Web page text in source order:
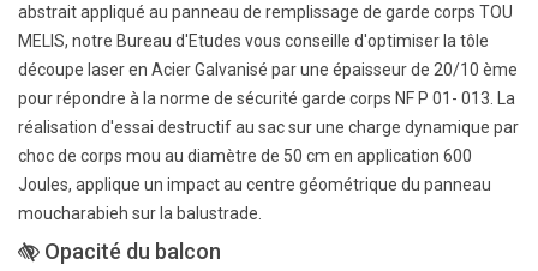
abstrait appliqué au panneau de remplissage de garde corps TOU
MELIS, notre Bureau d'Etudes vous conseille d'optimiser la tôle
découpe laser en Acier Galvanisé par une épaisseur de 20/10 ème
pour répondre à la norme de sécurité garde corps NF P 01- 013. La
réalisation d'essai destructif au sac sur une charge dynamique par
choc de corps mou au diamètre de 50 cm en application 600
Joules, applique un impact au centre géométrique du panneau
moucharabieh sur la balustrade.
Opacité du balcon